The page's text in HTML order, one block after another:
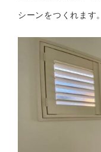
シーンをつくれます。